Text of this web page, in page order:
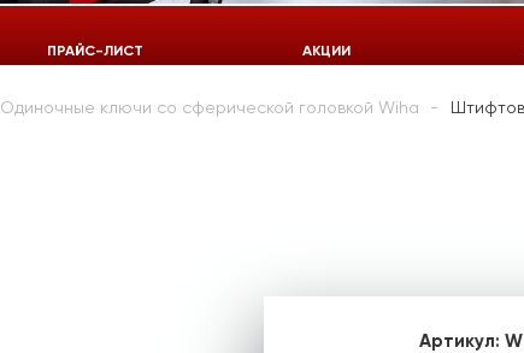
924-55-
ПРАЙС-ЛИСТ АКЦИИ
Одиночные ключи со сферической головкой Wiha
Артикул: